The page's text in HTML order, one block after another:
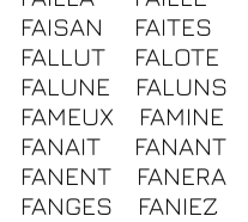
FAISAN
FAITES
FALLUT
FALOTE
FALUNE
FALUNS
FAMEUX
FAMINE
FANAIT
FANANT
FANENT
FANERA
FANGES
FANIEZ